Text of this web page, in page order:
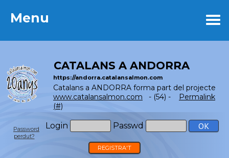
Menu
CATALANS A ANDORRA
https://andorra.catalansalmon.com
Catalans a ANDORRA forma part del projecte
www.catalansalmon.com - (54) -
Permalink
(#)
Login Passwd
Password
perdut?
REGISTRA'T
Menu